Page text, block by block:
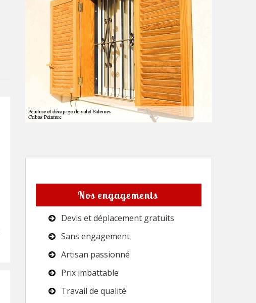
Nos engagements
Devis et déplacement gratuits
Sans engagement
Artisan passionné
Prix imbattable
Travail de qualité